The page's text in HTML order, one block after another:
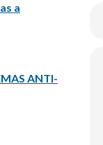
a
ANTI-